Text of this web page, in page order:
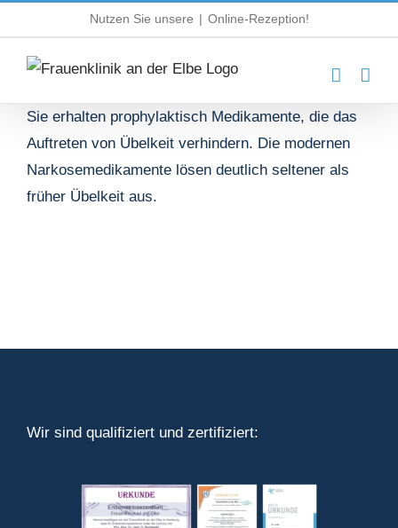
Inhalt
springen
Nutzen Sie unsere | Online-Rezeption!
Sie erhalten prophylaktisch Medikamente, die das
Auftreten von Übelkeit verhindern. Die modernen
Narkosemedikamente lösen deutlich seltener als
früher Übelkeit aus.
Wir sind qualifiziert und zertifiziert: